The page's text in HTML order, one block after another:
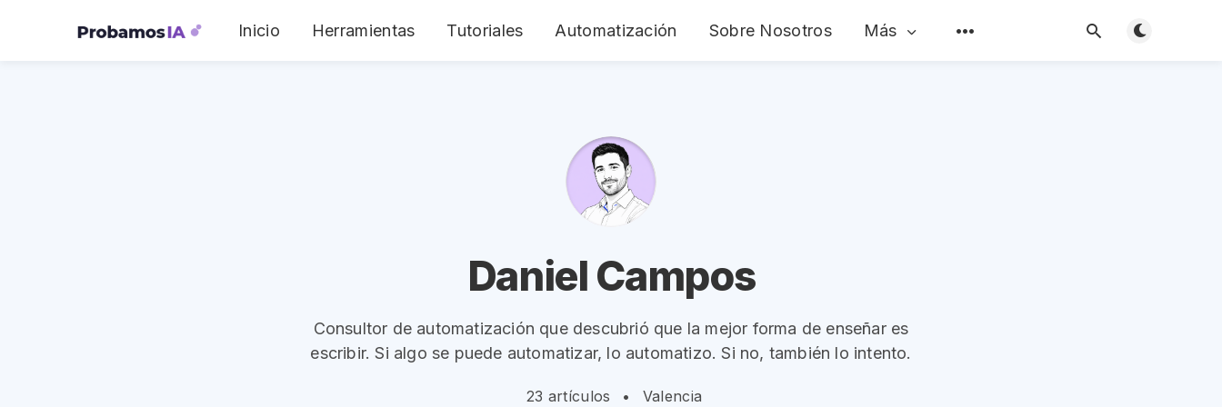
Inicio Herramientas Tutoriales Automatización Sobre Nosotros Más Alternar
Daniel Campos
Consultor de automatización que descubrió que la mejor forma de enseñar es
escribir. Si algo se puede automatizar, lo automatizo. Si no, también lo intento.
23 artículos • Valencia